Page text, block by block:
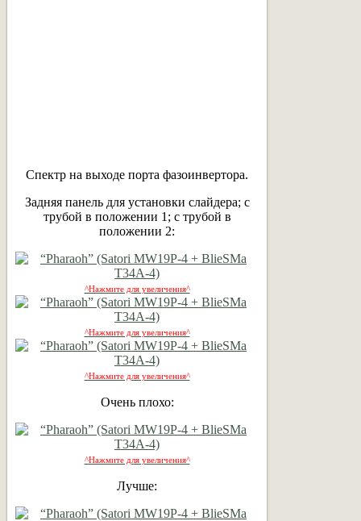
Спектр на выходе порта фазоинвертора.
Задняя панель для установки слайдера; с
трубой в положении 1; с трубой в
положении 2:
^Нажмите для увеличения^
^Нажмите для увеличения^
^Нажмите для увеличения^
Очень плохо:
^Нажмите для увеличения^
Лучше: